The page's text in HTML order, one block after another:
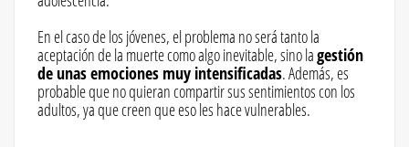
En el caso de los jóvenes, el problema no será tanto la
aceptación de la muerte como algo inevitable, sino lagestión
de unas emociones muy intensificadas. Además, es
probable que no quieran compartir sus sentimientos con los
adultos, ya que creen que eso les hace vulnerables.